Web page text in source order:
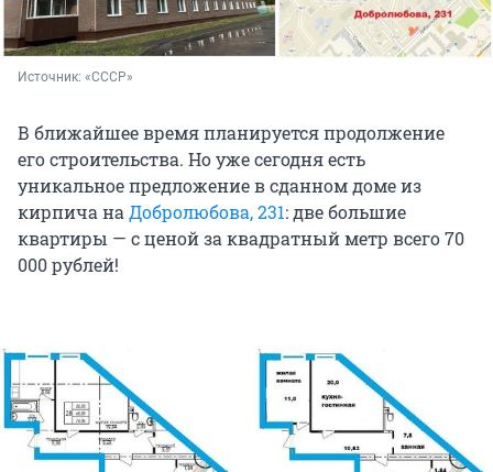
Источник: «СССР»
В ближайшее время планируется продолжение
его строительства. Но уже сегодня есть
уникальное предложение в сданном доме из
кирпича наДобролюбова, 231: две большие
квартиры — с ценой за квадратный метр всего 70
000 рублей!